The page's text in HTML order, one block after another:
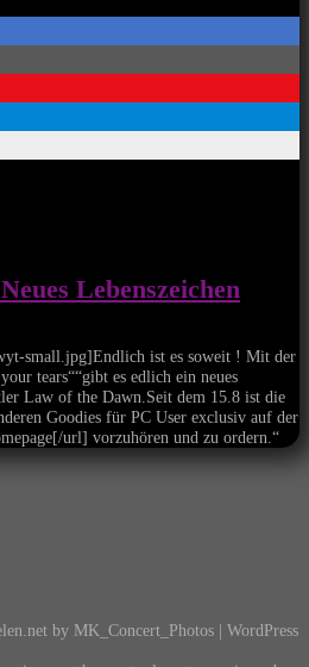
Lebenszeichen
small.jpg]Endlich ist es soweit ! Mit der
tears““gibt es edlich ein neues
Law of the Dawn.Seit dem 15.8 ist die
Goodies für PC User exclusiv auf der
url] vorzuhören und zu ordern.“
by MK_Concert_Photos | WordPress